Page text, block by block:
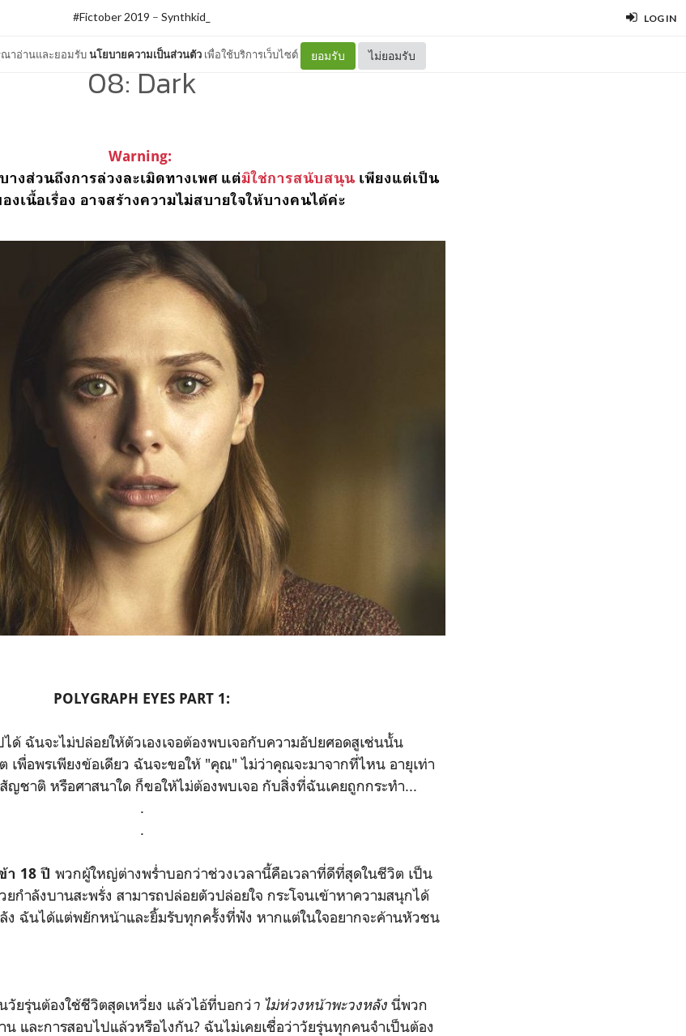
LOG IN
ณาอ่านและยอมรับนโยบายความเป็นส่วนตัว เพื่อใช้บริการเว็บไซต์ ยอมรับ ไม่ยอมรับ
#Fictober 2019 – Synthkid_
08: Dark
Warning:
งส่วนถึงการล่วงละเมิดทางเพศ แต่มิใช่การสนับสนุนเพียงแต่เป็น
งเนื้อเรื่อง อาจสร้างความไม่สบายใจให้บางคนได้ค่ะ
POLYGRAPH EYES PART 1:
ด้ ฉันจะไม่ปล่อยให้ตัวเองเจอต้องพบเจอกับความอัปยศอดสูเช่นนั้น
เพื่อพรเพียงข้อเดียว ฉันจะขอให้ "คุณ" ไม่ว่าคุณจะมาจากที่ไหน อายุเท่า
ชาติ หรือศาสนาใด ก็ขอให้ไม่ต้องพบเจอ กับสิ่งที่ฉันเคยถูกกระทำ...
.
.
า 18 ปี พวกผู้ใหญ่ต่างพร่ำบอกว่าช่วงเวลานี้คือเวลาที่ดีที่สุดในชีวิต เป็น
ยกำลังบานสะพรั่ง สามารถปล่อยตัวปล่อยใจ กระโจนเข้าหาความสนุกได้
ง ฉันได้แต่พยักหน้าและยิ้มรับทุกครั้งที่ฟัง หากแต่ในใจอยากจะค้านหัวชน
วัยรุ่นต้องใช้ชีวิตสุดเหวี่ยง แล้วไอ้ที่บอกว่า ไม่ห่วงหน้าพะวงหลัง นี่พวก
าน และการสอบไปแล้วหรือไงกัน? ฉันไม่เคยเชื่อว่าวัยรุ่นทุกคนจำเป็นต้อง